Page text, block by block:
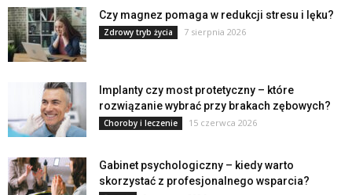
Czy magnez pomaga w redukcji stresu i lęku?
Zdrowy tryb życia 7 sierpnia 2026
Implanty czy most protetyczny – które
rozwiązanie wybrać przy brakach zębowych?
Choroby i leczenie 15 czerwca 2026
Gabinet psychologiczny – kiedy warto
skorzystać z profesjonalnego wsparcia?